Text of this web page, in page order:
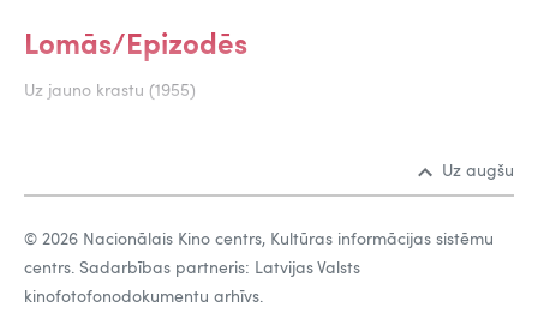
Lomās/Epizodēs
Uz jauno krastu (1955)
Uz augšu
© 2026 Nacionālais Kino centrs, Kultūras informācijas sistēmu
centrs. Sadarbības partneris: Latvijas Valsts
kinofotofonodokumentu arhīvs.